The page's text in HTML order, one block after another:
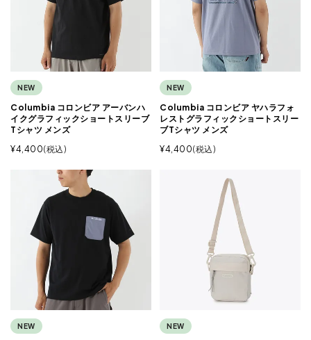
NEW
Columbia コロンビア アーバンハ
イクグラフィックショートスリーブ
Tシャツ メンズ
¥4,400 税込
NEW
Columbia コロンビア ヤハラフォ
レストグラフィックショートスリー
ブTシャツ メンズ
¥4,400 税込
NEW NEW